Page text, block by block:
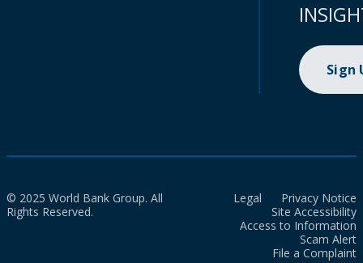
Sign
© 2025 World Bank Group. All
Rights Reserved.
Legal
Privacy Notice
Site Accessibility
Access to Information
Scam Alert
File a Complaint